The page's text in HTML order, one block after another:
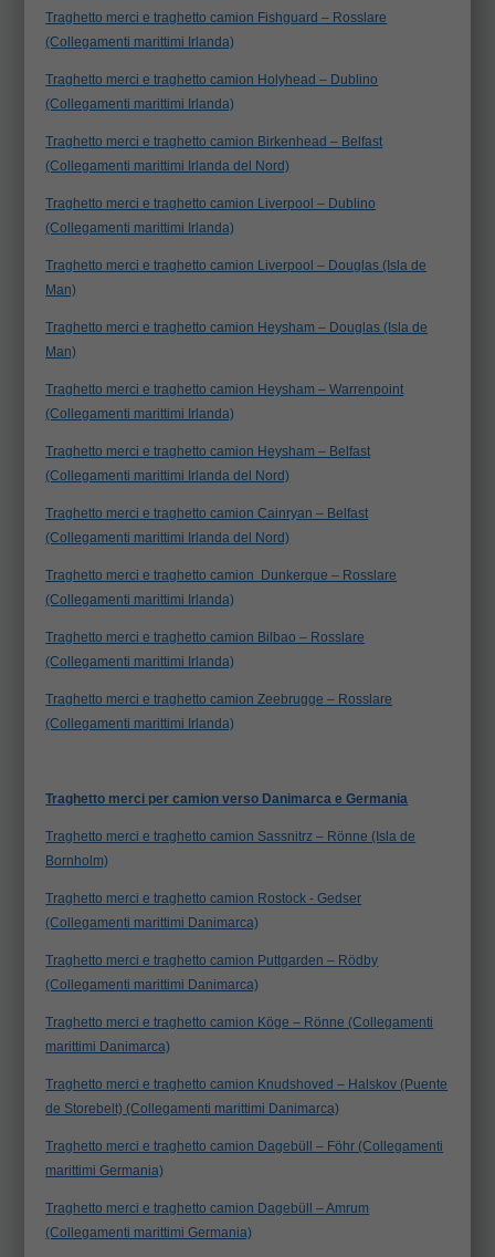
Traghetto merci e traghetto camion Fishguard – Rosslare
(Collegamenti marittimi Irlanda)
Traghetto merci e traghetto camion Holyhead – Dublino
(Collegamenti marittimi Irlanda)
Traghetto merci e traghetto camion Birkenhead – Belfast
(Collegamenti marittimi Irlanda del Nord)
Traghetto merci e traghetto camion Liverpool – Dublino
(Collegamenti marittimi Irlanda)
Traghetto merci e traghetto camion Liverpool – Douglas (Isla de
Man)
Traghetto merci e traghetto camion Heysham – Douglas (Isla de
Man)
Traghetto merci e traghetto camion Heysham – Warrenpoint
(Collegamenti marittimi Irlanda)
Traghetto merci e traghetto camion Heysham – Belfast
(Collegamenti marittimi Irlanda del Nord)
Traghetto merci e traghetto camion Cainryan – Belfast
(Collegamenti marittimi Irlanda del Nord)
Traghetto merci e traghetto camion Dunkerque – Rosslare
(Collegamenti marittimi Irlanda)
Traghetto merci e traghetto camion Bilbao – Rosslare
(Collegamenti marittimi Irlanda)
Traghetto merci e traghetto camion Zeebrugge – Rosslare
(Collegamenti marittimi Irlanda)
Traghetto merci per camion verso Danimarca e Germania
Traghetto merci e traghetto camion Sassnitrz – Rönne (Isla de
Bornholm)
Traghetto merci e traghetto camion Rostock - Gedser
(Collegamenti marittimi Danimarca)
Traghetto merci e traghetto camion Puttgarden – Rödby
(Collegamenti marittimi Danimarca)
Traghetto merci e traghetto camion Köge – Rönne (Collegamenti
marittimi Danimarca)
Traghetto merci e traghetto camion Knudshoved – Halskov (Puente
de Storebelt) (Collegamenti marittimi Danimarca)
Traghetto merci e traghetto camion Dagebüll – Föhr (Collegamenti
marittimi Germania)
Traghetto merci e traghetto camion Dagebüll – Amrum
(Collegamenti marittimi Germania)